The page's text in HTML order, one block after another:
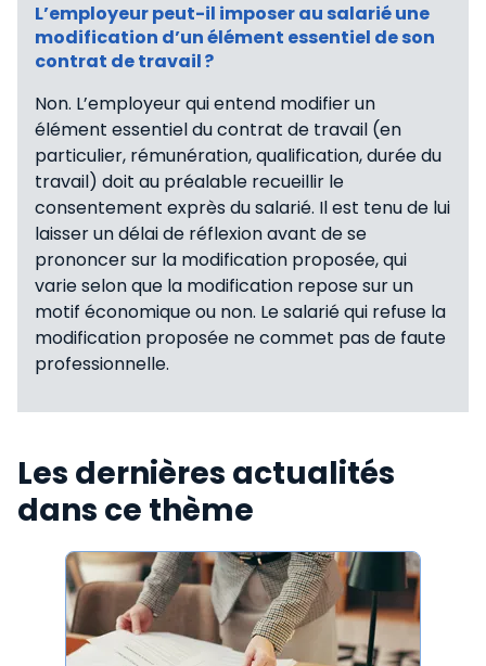
L’employeur peut-il imposer au salarié une
modification d’un élément essentiel de son
contrat de travail ?
Non. L’employeur qui entend modifier un
élément essentiel du contrat de travail (en
particulier, rémunération, qualification, durée du
travail) doit au préalable recueillir le
consentement exprès du salarié. Il est tenu de lui
laisser un délai de réflexion avant de se
prononcer sur la modification proposée, qui
varie selon que la modification repose sur un
motif économique ou non. Le salarié qui refuse la
modification proposée ne commet pas de faute
professionnelle.
Les dernières actualités
dans ce thème